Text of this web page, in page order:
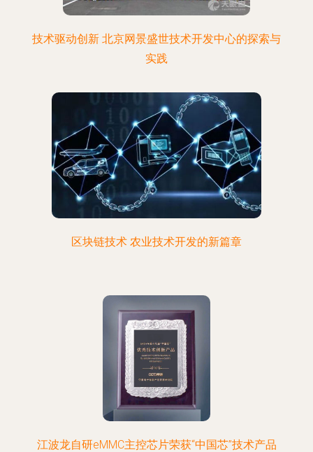
技术驱动创新 北京网景盛世技术开发中心的探索与
实践
区块链技术 农业技术开发的新篇章
江波龙自研eMMC主控芯片荣获“中国芯”技术产品